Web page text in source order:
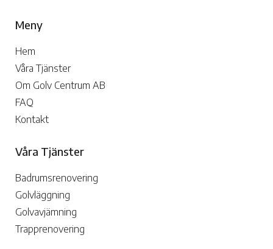
Meny
Hem
Våra Tjänster
Om Golv Centrum AB
FAQ
Kontakt
Våra Tjänster
Badrumsrenovering
Golvläggning
Golvavjämning
Trapprenovering